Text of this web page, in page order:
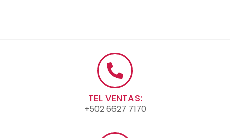
TEL VENTAS:
+502 6627 7170